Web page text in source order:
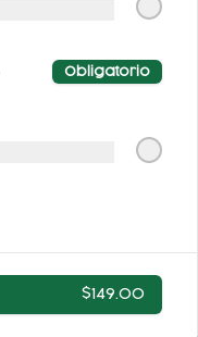
Obligatorio
$149.00